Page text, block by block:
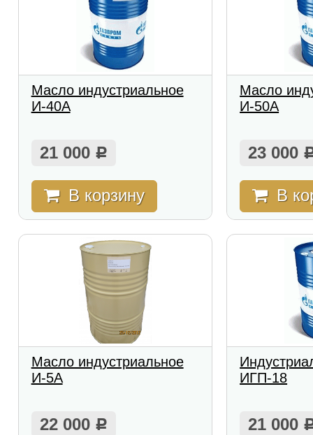
Масло индустриальное
И-40А
21 000 Р
В корзину
Масло
И-50А
23 000
В
Масло индустриальное
И-5А
22 000 Р
ИГП-18
21 000